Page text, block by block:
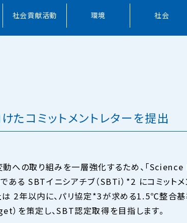
社会貢献活動 環境 社会
たコミットメントレターを提出
動への取り組みを一層強化するため、「
ある SBTイニシアチブ（SBTi）*2 にコミットメ
は 2年以内に、パリ協定*3が求める1.5℃整合
を策定し、SBT認定取得を目指します。